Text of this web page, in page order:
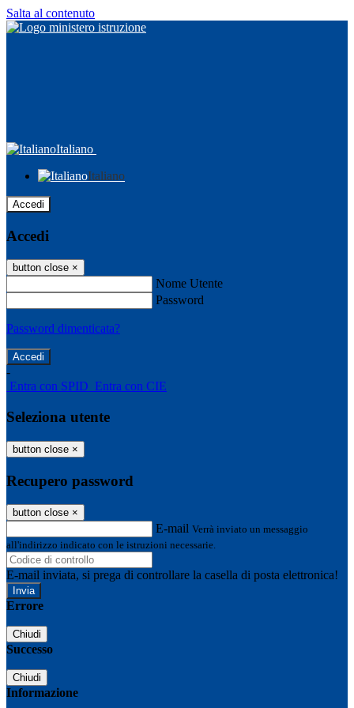
Salta al contenuto
Italiano
Italiano
Accedi
Accedi
button close ×
Nome Utente
Password
Password dimenticata?
-
Entra con SPID Entra con CIE
Seleziona utente
button close ×
Recupero password
button close ×
E-mail Verrà inviato un messaggio
all'indirizzo indicato con le istruzioni necessarie.
E-mail inviata, si prega di controllare la casella di posta elettronica!
Errore
Chiudi
Successo
Chiudi
Informazione